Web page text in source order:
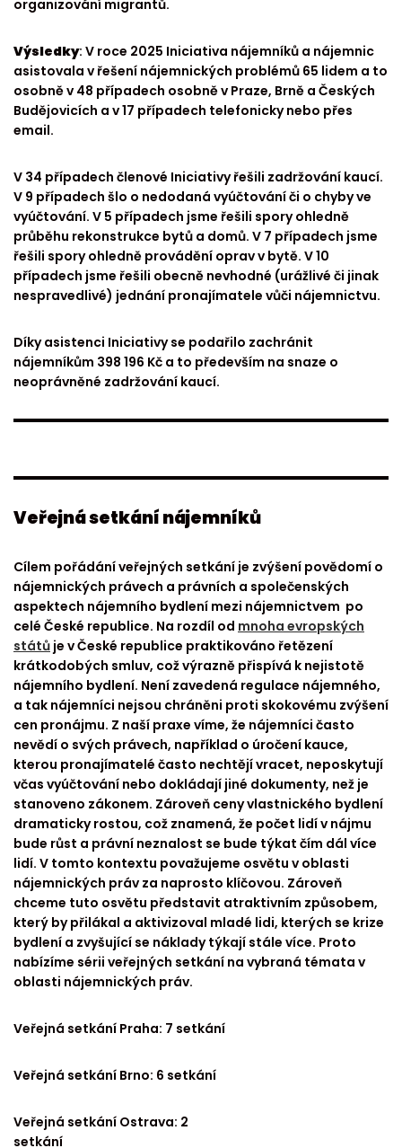
organizování migrantů.
Výsledky: V roce 2025 Iniciativa nájemníků a nájemnic
asistovala v řešení nájemnických problémů 65 lidem a to
osobně v 48 případech osobně v Praze, Brně a Českých
Budějovicích a v 17 případech telefonicky nebo přes
email.
V 34 případech členové Iniciativy řešili zadržování kaucí.
V 9 případech šlo o nedodaná vyúčtování či o chyby ve
vyúčtování. V 5 případech jsme řešili spory ohledně
průběhu rekonstrukce bytů a domů. V 7 případech jsme
řešili spory ohledně provádění oprav v bytě. V 10
případech jsme řešili obecně nevhodné (urážlivé či jinak
nespravedlivé) jednání pronajímatele vůči nájemnictvu.
Díky asistenci Iniciativy se podařilo zachránit
nájemníkům 398 196 Kč a to především na snaze o
neoprávněné zadržování kaucí.
Veřejná setkání nájemníků
Cílem pořádání veřejných setkání je zvýšení povědomí o
nájemnických právech a právních a společenských
aspektech nájemního bydlení mezi nájemnictvem po
celé České republice. Na rozdíl od mnoha evropských
států je v České republice praktikováno řetězení
krátkodobých smluv, což výrazně přispívá k nejistotě
nájemního bydlení. Není zavedená regulace nájemného,
a tak nájemníci nejsou chráněni proti skokovému zvýšení
cen pronájmu. Z naší praxe víme, že nájemníci často
nevědí o svých právech, například o úročení kauce,
kterou pronajímatelé často nechtějí vracet, neposkytují
včas vyúčtování nebo dokládají jiné dokumenty, než je
stanoveno zákonem. Zároveň ceny vlastnického bydlení
dramaticky rostou, což znamená, že počet lidí v nájmu
bude růst a právní neznalost se bude týkat čím dál více
lidí. V tomto kontextu považujeme osvětu v oblasti
nájemnických práv za naprosto klíčovou. Zároveň
chceme tuto osvětu představit atraktivním způsobem,
který by přilákal a aktivizoval mladé lidi, kterých se krize
bydlení a zvyšující se náklady týkají stále více. Proto
nabízíme sérii veřejných setkání na vybraná témata v
oblasti nájemnických práv.
Veřejná setkání Praha: 7 setkání
Veřejná setkání Brno: 6 setkání
Veřejná setkání Ostrava: 2
setkání